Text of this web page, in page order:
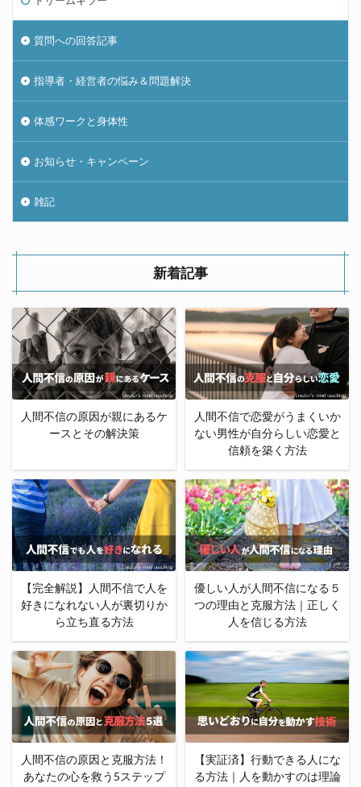
質問への回答記事
指導者・経営者の悩み＆問題解決
体感ワークと身体性
お知らせ・キャンペーン
雑記
新着記事
人間不信の原因が親にあるケ
ースとその解決策
人間不信で恋愛がうまくいか
ない男性が自分らしい恋愛と
信頼を築く方法
【完全解説】人間不信で人を
好きになれない人が裏切りか
ら立ち直る方法
優しい人が人間不信になる５
つの理由と克服方法｜正しく
人を信じる方法
人間不信の原因と克服方法！
あなたの心を救う5ステップ
【実証済】行動できる人にな
る方法｜人を動かすのは理論